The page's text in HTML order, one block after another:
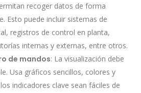
recoger datos de forma
Esto puede incluir sistemas de
registros de control en planta,
internas y externas, entre otros.
de mandos: La visualización debe
Usa gráficos sencillos, colores y
indicadores clave sean fáciles de